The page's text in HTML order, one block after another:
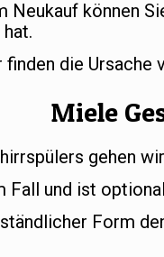
können
die
Miele
gehen
Fall und ist
Form